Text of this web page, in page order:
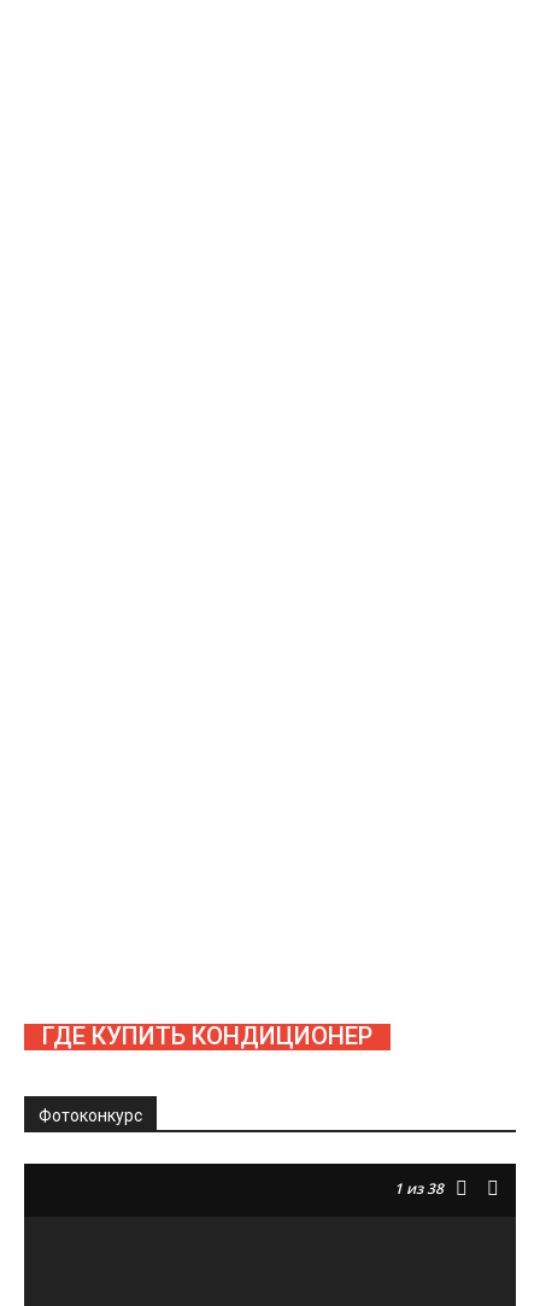
ГДЕ КУПИТЬ КОНДИЦИОНЕР
Фотоконкурс
1 из 38